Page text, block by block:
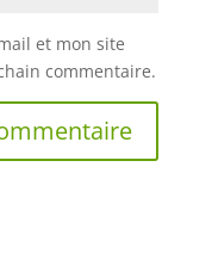
et mon site
commentaire.